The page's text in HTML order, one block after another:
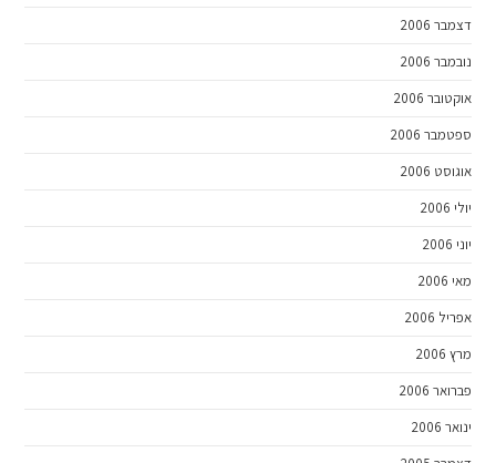
דצמבר 2006
נובמבר 2006
אוקטובר 2006
ספטמבר 2006
אוגוסט 2006
יולי 2006
יוני 2006
מאי 2006
אפריל 2006
מרץ 2006
פברואר 2006
ינואר 2006